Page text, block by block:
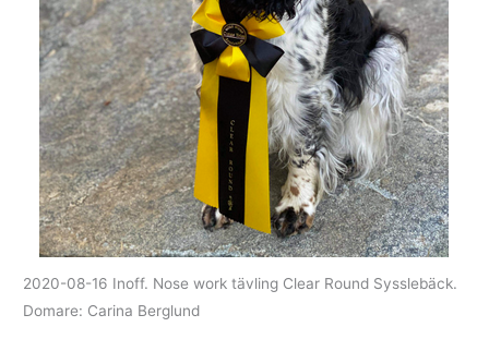
2020-08-16 Inoff. Nose work tävling Clear Round Sysslebäck.
Domare: Carina Berglund